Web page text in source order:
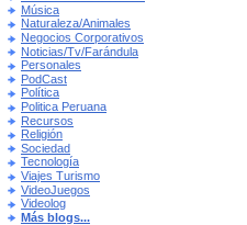
Música
Naturaleza/Animales
Negocios Corporativos
Noticias/Tv/Farándula
Personales
PodCast
Política
Politica Peruana
Recursos
Religión
Sociedad
Tecnología
Viajes Turismo
VideoJuegos
Videolog
Más blogs...